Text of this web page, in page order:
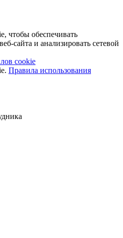
чтобы обеспечивать
сайта и анализировать сетевой
cookie
Правила использования